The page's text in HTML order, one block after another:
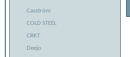
Casström
COLD STEEL
CRKT
Deejo